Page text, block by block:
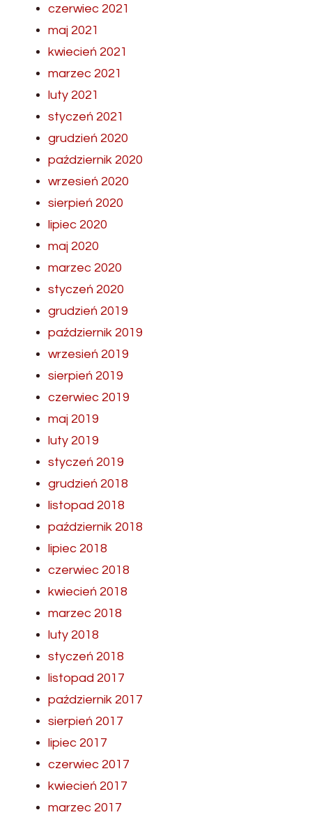
czerwiec 2021
maj 2021
kwiecień 2021
marzec 2021
luty 2021
styczeń 2021
grudzień 2020
październik 2020
wrzesień 2020
sierpień 2020
lipiec 2020
maj 2020
marzec 2020
styczeń 2020
grudzień 2019
październik 2019
wrzesień 2019
sierpień 2019
czerwiec 2019
maj 2019
luty 2019
styczeń 2019
grudzień 2018
listopad 2018
październik 2018
lipiec 2018
czerwiec 2018
kwiecień 2018
marzec 2018
luty 2018
styczeń 2018
listopad 2017
październik 2017
sierpień 2017
lipiec 2017
czerwiec 2017
kwiecień 2017
marzec 2017